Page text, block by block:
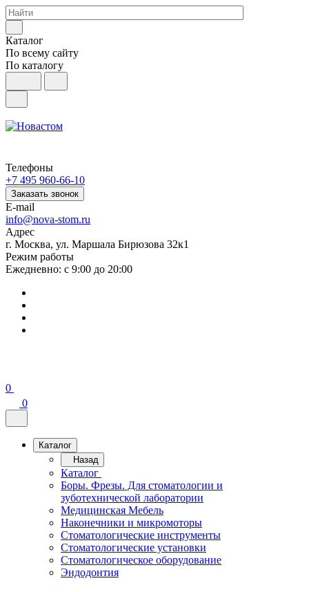
Каталог
По всему сайту
По каталогу
Телефоны
+7 495 960-66-10
Заказать звонок
E-mail
info@nova-stom.ru
Адрес
г. Москва, ул. Маршала Бирюзова 32к1
Режим работы
Ежедневно: с 9:00 до 20:00
0
0
Каталог
Назад
Каталог
Боры. Фрезы. Для стоматологии и
зуботехнической лаборатории
Медицинская Мебель
Наконечники и микромоторы
Стоматологические инструменты
Стоматологические установки
Стоматологическое оборудование
Эндодонтия